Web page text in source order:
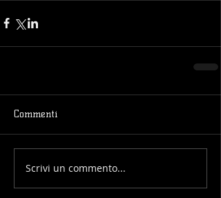
Commenti
Scrivi un commento...